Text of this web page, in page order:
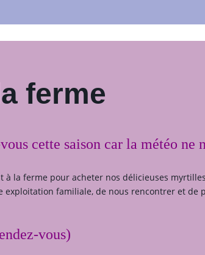
ferme
cette saison car la météo ne
la ferme pour acheter nos délicieuses
exploitation familiale, de nous rencontrer et
vous)